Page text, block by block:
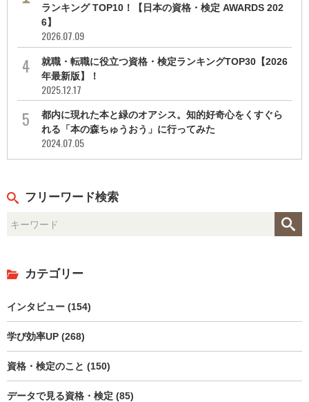
ランキング TOP10！【日本の資格・検定 AWARDS 202
6】
2026.07.09
就職・転職に役立つ資格・検定ランキングTOP30【2026
年最新版】！
2025.12.17
都内に現れた本と緑のオアシス。知的好奇心をくすぐら
れる「本の森ちゅうおう」に行ってみた
2024.07.05
フリーワード検索
カテゴリー
インタビュー (154)
学び効率UP (268)
資格・検定のこと (150)
データで見る資格・検定 (85)